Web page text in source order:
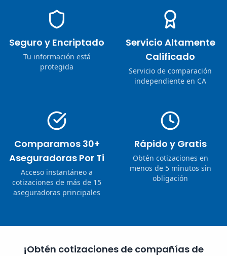
Seguro y Encriptado
Tu información está
protegida
Servicio Altamente
Calificado
Servicio de comparación
independiente en CA
Comparamos 30+
Aseguradoras Por Ti
Acceso instantáneo a
cotizaciones de más de 15
aseguradoras principales
Rápido y Gratis
Obtén cotizaciones en
menos de 5 minutos sin
obligación
¡Obtén cotizaciones de compañías de